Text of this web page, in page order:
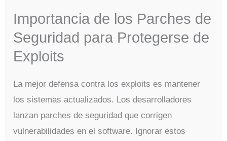
Importancia de los Parches de
Seguridad para Protegerse de
Exploits
La mejor defensa contra los exploits es mantener
los sistemas actualizados. Los desarrolladores
lanzan parches de seguridad que corrigen
vulnerabilidades en el software. Ignorar estos